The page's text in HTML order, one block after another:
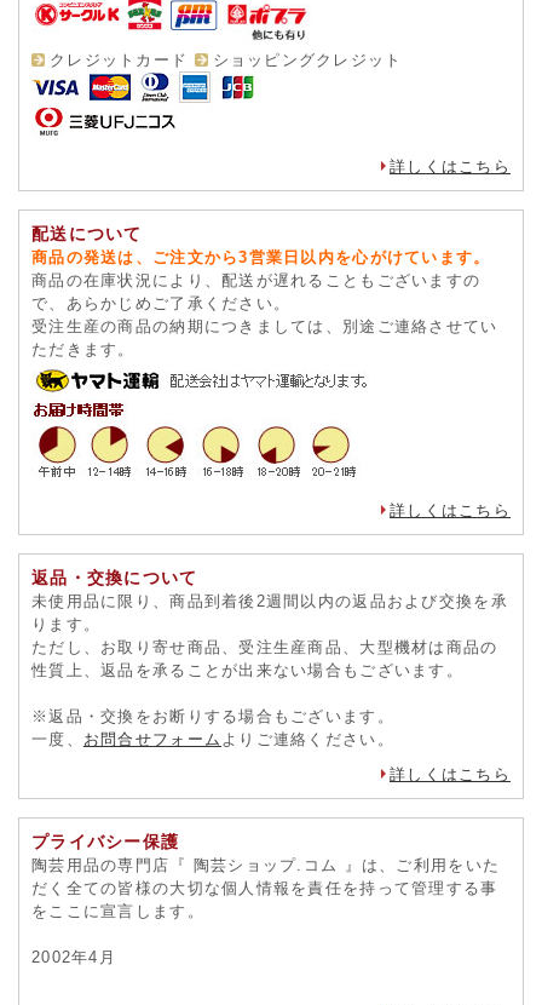
クレジットカード ショッピングクレジット
詳しくはこちら
配送について
商品の発送は、ご注文から3営業日以内を心がけています。
商品の在庫状況により、配送が遅れることもございますの
で、あらかじめご了承ください。
受注生産の商品の納期につきましては、別途ご連絡させてい
ただきます。
詳しくはこちら
返品・交換について
未使用品に限り、商品到着後2週間以内の返品および交換を承
ります。
ただし、お取り寄せ商品、受注生産商品、大型機材は商品の
性質上、返品を承ることが出来ない場合もございます。
※返品・交換をお断りする場合もございます。
一度、 お問合せフォーム よりご連絡ください。
詳しくはこちら
プライバシー保護
陶芸用品の専門店『 陶芸ショップ.コム 』は、ご利用をいた
だく全ての皆様の大切な個人情報を責任を持って管理する事
をここに宣言します。
2002年4月